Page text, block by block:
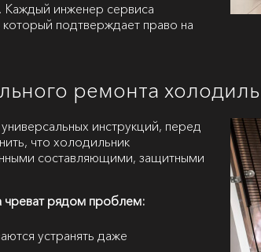
Каждый инженер сервиса
подтверждает право на
ремонта
инструкций, перед
что холодильник
составляющими, защитными
чреват рядом проблем:
устранять даже